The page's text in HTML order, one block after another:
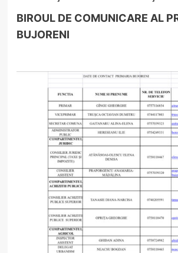
BIROUL DE COMUNICARE AL
BUJORENI